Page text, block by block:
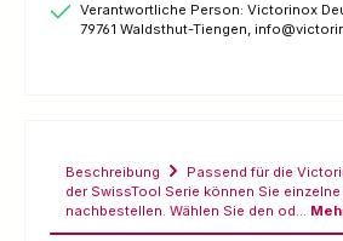
Verantwortliche Person: Victorinox
79761 Waldsthut-Tiengen,
Beschreibung
Passend für die
der SwissTool Serie können Sie
nachbestellen. Wählen Sie den od…